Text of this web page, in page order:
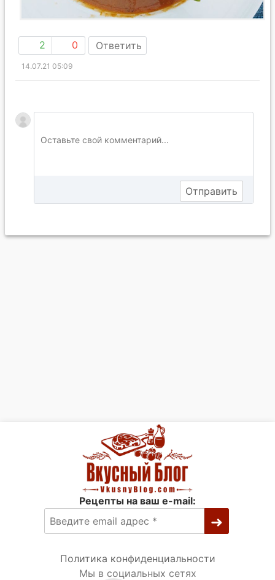
2 0 Ответить
14.07.21 05:09
Рецепты на ваш e-mail:
Политика конфиденциальности
Мы в социальных сетях